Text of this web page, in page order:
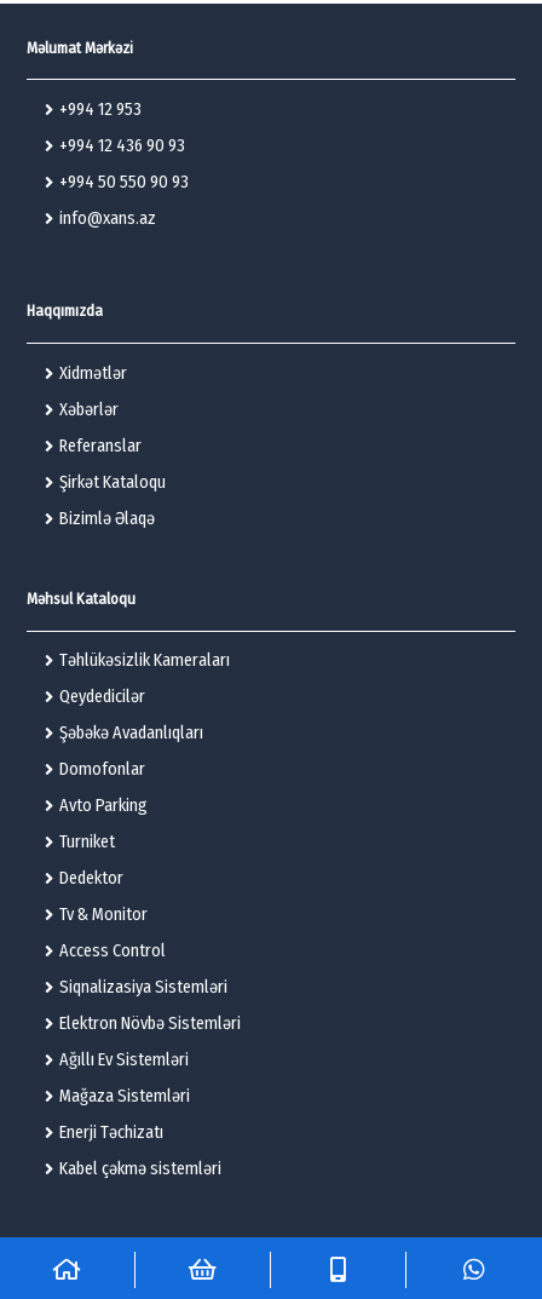
Məlumat Mərkəzi
+994 12 953
+994 12 436 90 93
+994 50 550 90 93
info@xans.az
Haqqımızda
Xidmətlər
Xəbərlər
Referanslar
Şirkət Kataloqu
Bizimlə Əlaqə
Məhsul Kataloqu
Təhlükəsizlik Kameraları
Qeydedicilər
Şəbəkə Avadanlıqları
Domofonlar
Avto Parking
Turniket
Dedektor
Tv & Monitor
Access Control
Siqnalizasiya Sistemləri
Elektron Növbə Sistemləri
Ağıllı Ev Sistemləri
Mağaza Sistemləri
Enerji Təchizatı
Kabel çəkmə sistemləri
© 2025 – Flame Technologies